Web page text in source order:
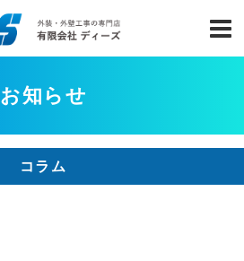
お知らせ
コラム